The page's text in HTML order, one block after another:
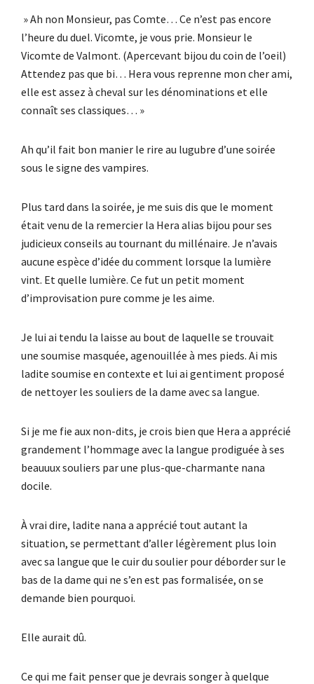
» Ah non Monsieur, pas Comte… Ce n’est pas encore
l’heure du duel. Vicomte, je vous prie. Monsieur le
Vicomte de Valmont. (Apercevant bijou du coin de l’oeil)
Attendez pas que bi… Hera vous reprenne mon cher ami,
elle est assez à cheval sur les dénominations et elle
connaît ses classiques… »
Ah qu’il fait bon manier le rire au lugubre d’une soirée
sous le signe des vampires.
Plus tard dans la soirée, je me suis dis que le moment
était venu de la remercier la Hera alias bijou pour ses
judicieux conseils au tournant du millénaire. Je n’avais
aucune espèce d’idée du comment lorsque la lumière
vint. Et quelle lumière. Ce fut un petit moment
d’improvisation pure comme je les aime.
Je lui ai tendu la laisse au bout de laquelle se trouvait
une soumise masquée, agenouillée à mes pieds. Ai mis
ladite soumise en contexte et lui ai gentiment proposé
de nettoyer les souliers de la dame avec sa langue.
Si je me fie aux non-dits, je crois bien que Hera a apprécié
grandement l’hommage avec la langue prodiguée à ses
beauuux souliers par une plus-que-charmante nana
docile.
À vrai dire, ladite nana a apprécié tout autant la
situation, se permettant d’aller légèrement plus loin
avec sa langue que le cuir du soulier pour déborder sur le
bas de la dame qui ne s’en est pas formalisée, on se
demande bien pourquoi.
Elle aurait dû.
Ce qui me fait penser que je devrais songer à quelque